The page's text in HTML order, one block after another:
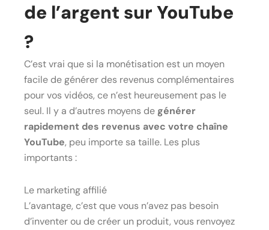
de l’argent sur YouTube
?
C’est vrai que si la monétisation est un moyen
facile de générer des revenus complémentaires
pour vos vidéos, ce n’est heureusement pas le
seul. Il y a d’autres moyens de générer
rapidement des revenus avec votre chaîne
YouTube, peu importe sa taille. Les plus
importants :
Le marketing affilié
L’avantage, c’est que vous n’avez pas besoin
d’inventer ou de créer un produit, vous renvoyez